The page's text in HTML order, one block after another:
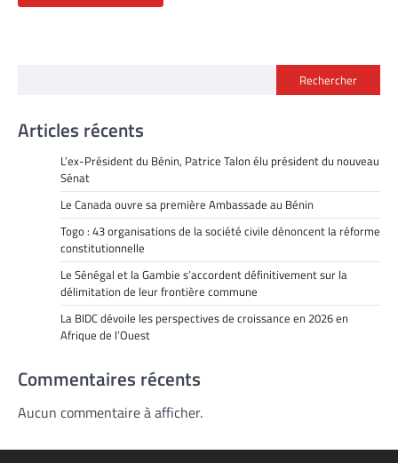
Rechercher
Articles récents
L’ex-Président du Bénin, Patrice Talon élu président du nouveau
Sénat
Le Canada ouvre sa première Ambassade au Bénin
Togo : 43 organisations de la société civile dénoncent la réforme
constitutionnelle
Le Sénégal et la Gambie s’accordent définitivement sur la
délimitation de leur frontière commune
La BIDC dévoile les perspectives de croissance en 2026 en
Afrique de l’Ouest
Commentaires récents
Aucun commentaire à afficher.